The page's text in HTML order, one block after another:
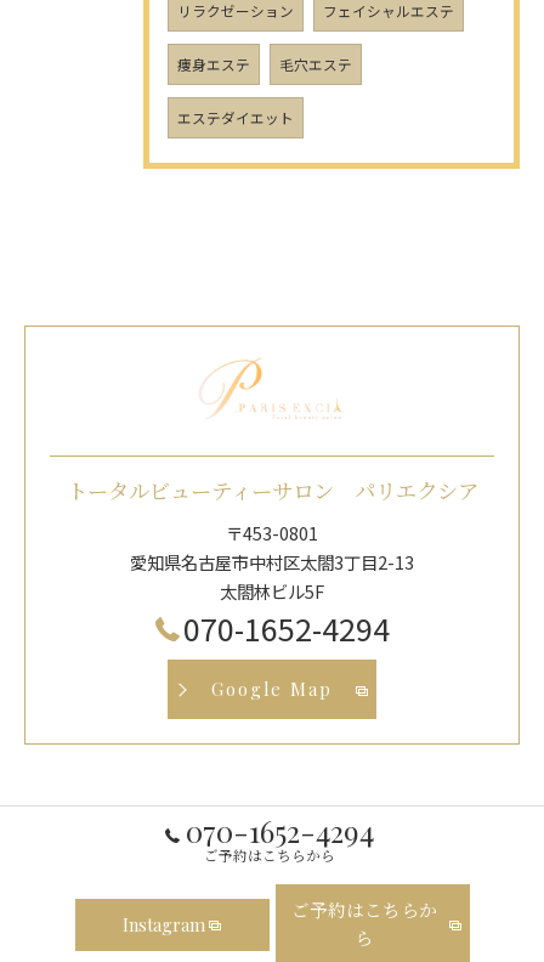
リラクゼーション フェイシャルエステ
痩身エステ 毛穴エステ
エステダイエット
トータルビューティーサロン パリエクシア
〒453-0801
愛知県名古屋市中村区太閤3丁目2-13
太閤林ビル5F
070-1652-4294
Google Map
070-1652-4294
ご予約はこちらから
Instagram
ご予約はこちらか
ら